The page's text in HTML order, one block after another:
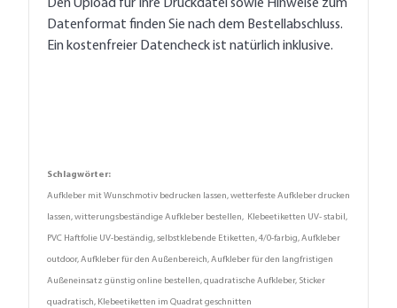
Den Upload für Ihre Druckdatei sowie Hinweise zum
Datenformat finden Sie nach dem Bestellabschluss.
Ein kostenfreier Datencheck ist natürlich inklusive.
Schlagwörter:
Aufkleber mit Wunschmotiv bedrucken lassen, wetterfeste Aufkleber drucken
lassen, witterungsbeständige Aufkleber bestellen, Klebeetiketten UV- stabil,
PVC Haftfolie UV-beständig, selbstklebende Etiketten, 4/0-farbig, Aufkleber
outdoor, Aufkleber für den Außenbereich, Aufkleber für den langfristigen
Außeneinsatz günstig online bestellen, quadratische Aufkleber, Sticker
quadratisch, Klebeetiketten im Quadrat geschnitten